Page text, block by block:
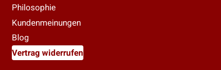
Philosophie
Kundenmeinungen
Blog
Vertrag widerrufen